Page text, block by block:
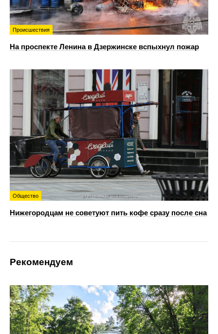
Происшествия
На проспекте Ленина в Дзержинске вспыхнул пожар
Общество
Нижегородцам не советуют пить кофе сразу после сна
Рекомендуем